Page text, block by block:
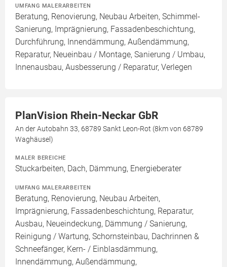
UMFANG MALERARBEITEN
Beratung, Renovierung, Neubau Arbeiten, Schimmel-
Sanierung, Imprägnierung, Fassadenbeschichtung,
Durchführung, Innendämmung, Außendämmung,
Reparatur, Neueinbau / Montage, Sanierung / Umbau,
Innenausbau, Ausbesserung / Reparatur, Verlegen
PlanVision Rhein-Neckar GbR
An der Autobahn 33, 68789 Sankt Leon-Rot (8km von 68789
Waghäusel)
MALER BEREICHE
Stuckarbeiten, Dach, Dämmung, Energieberater
UMFANG MALERARBEITEN
Beratung, Renovierung, Neubau Arbeiten,
Imprägnierung, Fassadenbeschichtung, Reparatur,
Ausbau, Neueindeckung, Dämmung / Sanierung,
Reinigung / Wartung, Schornsteinbau, Dachrinnen &
Schneefänger, Kern- / Einblasdämmung,
Innendämmung, Außendämmung,